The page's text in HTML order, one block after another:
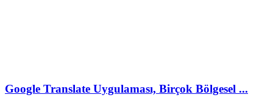
Google Translate Uygulaması, Birçok Bölgesel ...